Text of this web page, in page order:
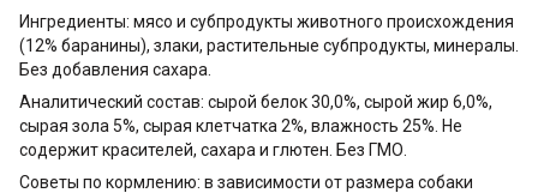
Ингредиенты: мясо и субпродукты животного происхождения
(12% баранины), злаки, растительные субпродукты, минералы.
Без добавления сахара.
Аналитический состав: сырой белок 30,0%, сырой жир 6,0%,
сырая зола 5%, сырая клетчатка 2%, влажность 25%. Не
содержит красителей, сахара и глютен. Без ГМО.
Советы по кормлению: в зависимости от размера собаки